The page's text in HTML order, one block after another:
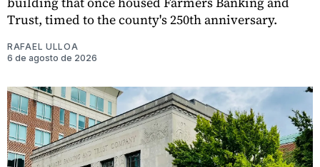
Trust, timed to the county's 250th anniversary.
RAFAEL ULLOA
6 de agosto de 2026